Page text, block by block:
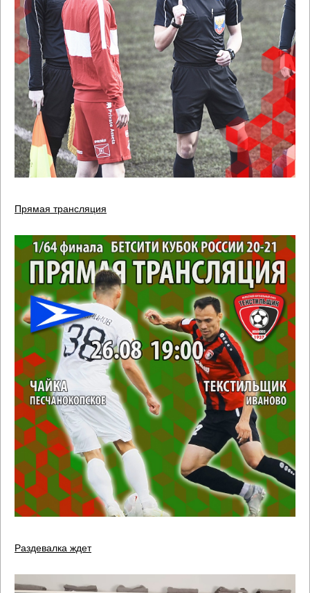
Прямая трансляция
Раздевалка ждет